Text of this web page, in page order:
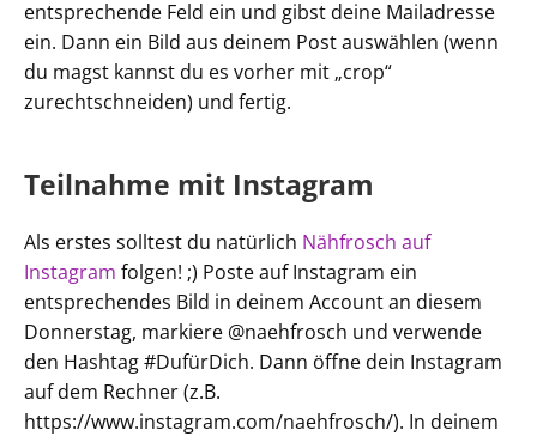
entsprechende Feld ein und gibst deine Mailadresse
ein. Dann ein Bild aus deinem Post auswählen (wenn
du magst kannst du es vorher mit „crop“
zurechtschneiden) und fertig.
Teilnahme mit Instagram
Als erstes solltest du natürlich Nähfrosch auf
Instagram folgen! ;) Poste auf Instagram ein
entsprechendes Bild in deinem Account an diesem
Donnerstag, markiere @naehfrosch und verwende
den Hashtag #DufürDich. Dann öffne dein Instagram
auf dem Rechner (z.B.
https://www.instagram.com/naehfrosch/). In deinem